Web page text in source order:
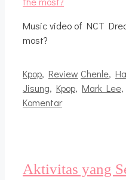
Music video of NCT
most?
Kategori
Kpop, Review Tag
Chenle,
Jisung, Kpop, Mark Lee,
Komentar
Aktivitas yang